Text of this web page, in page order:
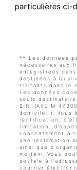
particulières ci-
** Les données
nécessaires aux
enregistrées
destinées à
traitants dans le
Les données
seuls
BIR HAKEIM
domicile.fr. Vous
rectification,
limitation,
consentement à
une réclamation
ainsi que
mortem. Vous
postale à
courrier